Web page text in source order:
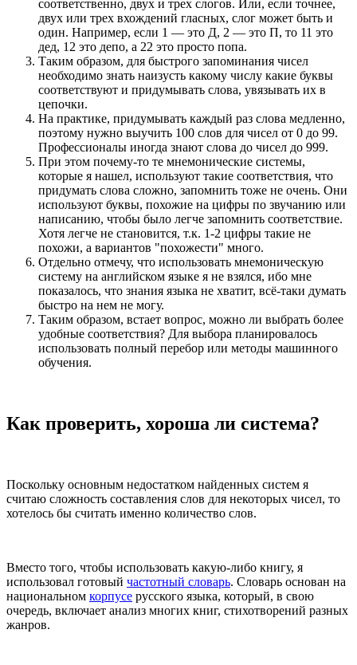
соответственно, двух и трех слогов. Или, если точнее,
двух или трех вхождений гласных, слог может быть и
один. Например, если 1 — это Д, 2 — это П, то 11 это
дед, 12 это депо, а 22 это просто попа.
Таким образом, для быстрого запоминания чисел
необходимо знать наизусть какому числу какие буквы
соответствуют и придумывать слова, увязывать их в
цепочки.
На практике, придумывать каждый раз слова медленно,
поэтому нужно выучить 100 слов для чисел от 0 до 99.
Профессионалы иногда знают слова до чисел до 999.
При этом почему-то те мнемонические системы,
которые я нашел, используют такие соответствия, что
придумать слова сложно, запомнить тоже не очень. Они
используют буквы, похожие на цифры по звучанию или
написанию, чтобы было легче запомнить соответствие.
Хотя легче не становится, т.к. 1-2 цифры такие не
похожи, а вариантов "похожести" много.
Отдельно отмечу, что использовать мнемоническую
систему на английском языке я не взялся, ибо мне
показалось, что знания языка не хватит, всё-таки думать
быстро на нем не могу.
Таким образом, встает вопрос, можно ли выбрать более
удобные соответствия? Для выбора планировалось
использовать полный перебор или методы машинного
обучения.
Как проверить, хороша ли система?
Поскольку основным недостатком найденных систем я
считаю сложность составления слов для некоторых чисел, то
хотелось бы считать именно количество слов.
Вместо того, чтобы использовать какую-либо книгу, я
использовал готовый частотный словарь. Словарь основан на
национальном корпусе русского языка, который, в свою
очередь, включает анализ многих книг, стихотворений разных
жанров.